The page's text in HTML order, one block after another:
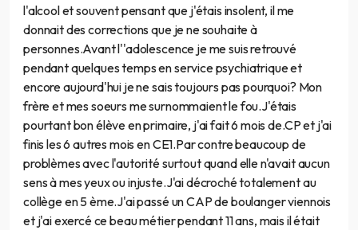
l'alcool et souvent pensant que j'étais insolent, il me
donnait des corrections que je ne souhaite à
personnes.Avant l''adolescence je me suis retrouvé
pendant quelques temps en service psychiatrique et
encore aujourd'hui je ne sais toujours pas pourquoi? Mon
frère et mes soeurs me surnommaient le fou.J'étais
pourtant bon élève en primaire, j'ai fait 6 mois de.CP et j'ai
finis les 6 autres mois en CE1.Par contre beaucoup de
problèmes avec l'autorité surtout quand elle n'avait aucun
sens à mes yeux ou injuste.J'ai décroché totalement au
collège en 5 ème.J'ai passé un CAP de boulanger viennois
et j'ai exercé ce beau métier pendant 11 ans, mais il était